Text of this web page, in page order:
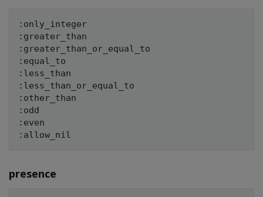
:only_integer
:greater_than
:greater_than_or_equal_to
:equal_to
:less_than
:less_than_or_equal_to
:other_than
:odd
:even
presence